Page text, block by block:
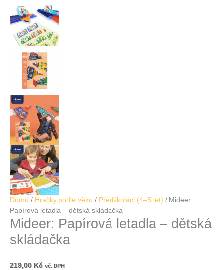
Domů / Hračky podle věku / Předškoláci (4–5 let) / Mideer:
Papírová letadla – dětská skládačka
Mideer: Papírová letadla – dětská
skládačka
219,00 Kč vč. DPH